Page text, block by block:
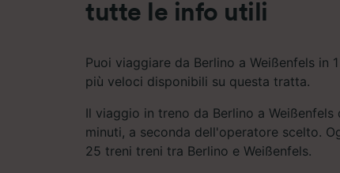
tutte le info utili
Puoi viaggiare da Berlino a Weißenfels in
più veloci disponibili su questa tratta.
Il viaggio in treno da Berlino a
minuti, a seconda dell'operatore scelto.
25 treni treni tra Berlino e Weißenfels.